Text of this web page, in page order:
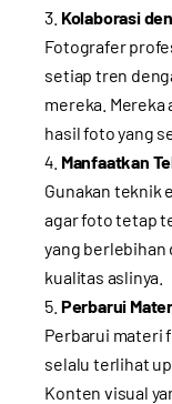
Kolaborasi
Fotografer
setiap tren
mereka. Mereka
hasil foto yang
Manfaatkan
Gunakan teknik
agar foto tetap
yang berlebihan
kualitas aslinya.
Perbarui
Perbarui materi
selalu terlihat
Konten visual